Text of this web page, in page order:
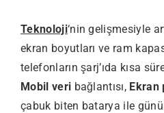
Teknoloji‘nin gelişmesiyle
ekran boyutları ve ram
telefonların şarj’ıda kısa
Mobil veri bağlantısı, Ekran
çabuk biten batarya ile